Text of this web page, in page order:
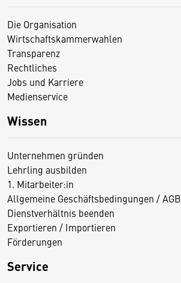
Die Organisation
Wirtschaftskammerwahlen
Transparenz
Rechtliches
Jobs und Karriere
Medienservice
Wissen
Unternehmen gründen
Lehrling ausbilden
1. Mitarbeiter:in
Allgemeine Geschäftsbedingungen / AGB
Dienstverhältnis beenden
Exportieren / Importieren
Förderungen
Service